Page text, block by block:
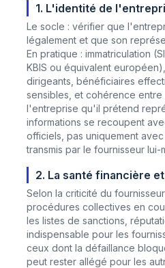
1. L'identité de
Le socle : vérifier que
légalement et que son
En pratique : immatriculation
KBIS ou équivalent
dirigeants, bénéficiaires
sensibles, et cohérence
l'entreprise qu'il prétend
informations se recoupent
officiels, pas uniquement
transmis par le fournisseur lui-
2. La santé financière
Selon la criticité du
procédures collectives en
les listes de sanctions,
indispensable pour les
ceux dont la défaillance
peut rester allégé pour les